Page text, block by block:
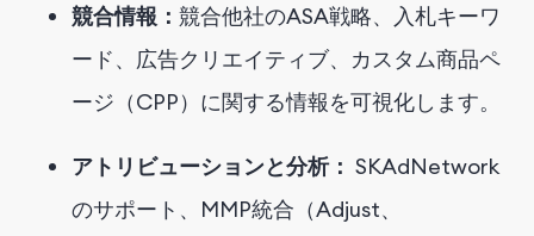
競合情報： 競合他社のASA戦略、入札キーワ
ード、広告クリエイティブ、カスタム商品ペ
ージ（CPP）に関する情報を可視化します。
アトリビューションと分析： SKAdNetwork
のサポート、MMP統合（Adjust、